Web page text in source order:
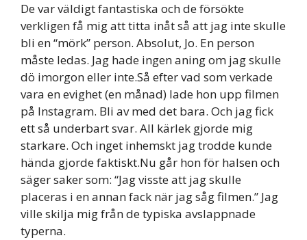
De var väldigt fantastiska och de försökte
verkligen få mig att titta inåt så att jag inte skulle
bli en “mörk” person. Absolut, Jo. En person
måste ledas. Jag hade ingen aning om jag skulle
dö imorgon eller inte.Så efter vad som verkade
vara en evighet (en månad) lade hon upp filmen
på Instagram. Bli av med det bara. Och jag fick
ett så underbart svar. All kärlek gjorde mig
starkare. Och inget inhemskt jag trodde kunde
hända gjorde faktiskt.Nu går hon för halsen och
säger saker som: “Jag visste att jag skulle
placeras i en annan fack när jag såg filmen.” Jag
ville skilja mig från de typiska avslappnade
typerna.